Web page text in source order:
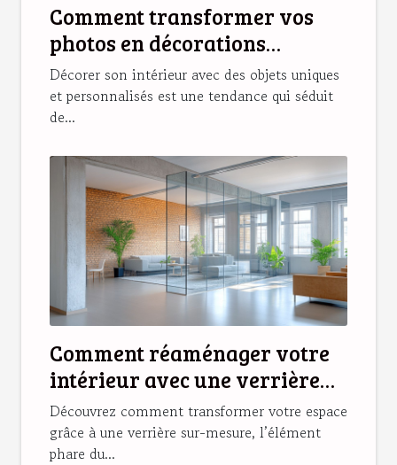
Comment transformer vos
photos en décorations
magnétiques originales ?
Décorer son intérieur avec des objets uniques
et personnalisés est une tendance qui séduit
de...
Comment réaménager votre
intérieur avec une verrière
sur-mesure ?
Découvrez comment transformer votre espace
grâce à une verrière sur-mesure, l’élément
phare du...